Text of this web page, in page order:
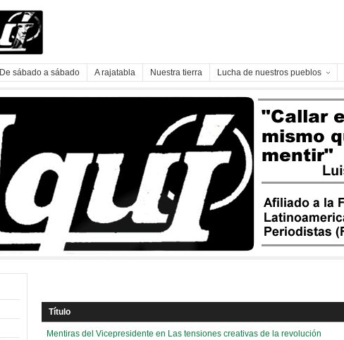
De sábado a sábado A rajatabla Nuestra tierra Lucha de nuestros pueblos
Título
Mentiras del Vicepresidente en Las tensiones creativas de la revolución